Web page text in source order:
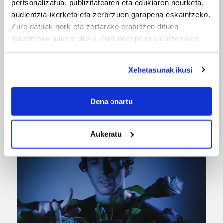
pertsonalizatua, publizitatearen eta edukiaren neurketa,
audientzia-ikerketa eta zerbitzuen garapena eskaintzeko.
Zure datuak nork eta zertarako erabiltzen dituen
hautatzeko aukera duzu. Zure onespena aldatzen edo
If you allow, we would also like to:
Collect information about your geographical
meters
Identify your device by actively scanning it for
specific characteristics (fingerprinting)
Find out more about how your personal data is processed
and set your preferences in the details section
Guk eta gure bazkideek zure datu pertsonalak
prozesatzen ditugu, zure IP zenbakia, besteak beste,
teknologia erabiliz, cookieak adibidez, iragarki eta eduki
Xehetasunak ikusi
Dena onartu
Aukeratu
Urbiako zelaiak erromeria leku